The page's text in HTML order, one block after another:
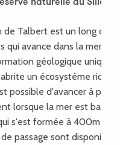
naturelle du Sillon
de Talbert est un long
qui avance dans la mer sur
géologique unique
un écosystème riche
possible d'avancer à pied
lorsque la mer est basse
s'est formée à 400m du
passage sont disponibles